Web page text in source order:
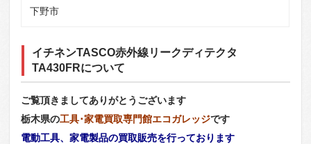
下野市
イチネンTASCO赤外線リークディテクタ
TA430FRについて
ご覧頂きましてありがとうございます
栃木県の工具･家電買取専門館エコガレッジです
電動工具、家電製品の買取販売を行っております